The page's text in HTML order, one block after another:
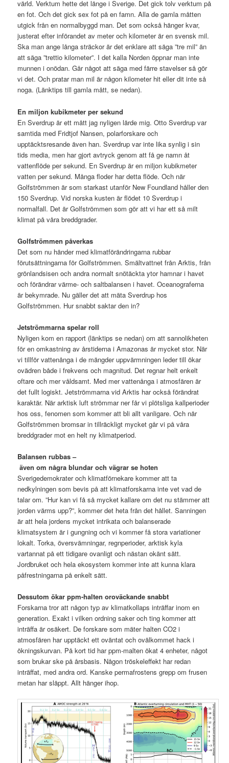
värld. Verktum hette det länge i Sverige. Det gick tolv verktum på
en fot. Och det gick sex fot på en famn. Alla de gamla måtten
utgick från en normalbyggd man. Det som också hänger kvar,
justerat efter införandet av meter och kilometer är en svensk mil.
Ska man ange långa sträckor är det enklare att säga ”tre mil” än
att säga ”trettio kilometer”. I det kalla Norden öppnar man inte
munnen i onödan. Går något att säga med färre stavelser så gör
vi det. Och pratar man mil är någon kilometer hit eller dit inte så
noga. (Länktips till gamla mått, se nedan).
En miljon kubikmeter per sekund
En Sverdrup är ett mått jag nyligen lärde mig. Otto Sverdrup var
samtida med Fridtjof Nansen, polarforskare och
upptäcktsresande även han. Sverdrup var inte lika synlig i sin
tids media, men har gjort avtryck genom att få ge namn åt
vattenflöde per sekund. En Sverdrup är en miljon kubikmeter
vatten per sekund. Många floder har detta flöde. Och när
Golfströmmen är som starkast utanför New Foundland håller den
150 Sverdrup. Vid norska kusten är flödet 10 Sverdrup i
normalfall. Det är Golfströmmen som gör att vi har ett så milt
klimat på våra breddgrader.
Golfströmmen påverkas
Det som nu händer med klimatförändringarna rubbar
förutsättningarna för Golfströmmen. Smältvattnet från Arktis, från
grönlandsisen och andra normalt snötäckta ytor hamnar i havet
och förändrar värme- och saltbalansen i havet. Oceanograferna
är bekymrade. Nu gäller det att mäta Sverdrup hos
Golfströmmen. Hur snabbt saktar den in?
Jetströmmarna spelar roll
Nyligen kom en rapport (länktips se nedan) om att sannolikheten
för en omkastning av årstiderna i Amazonas är mycket stor. När
vi tillför vattenånga i de mängder uppvärmningen leder till ökar
ovädren både i frekvens och magnitud. Det regnar helt enkelt
oftare och mer våldsamt. Med mer vattenånga i atmosfären är
det fullt logiskt. Jetströmmarna vid Arktis har också förändrat
karaktär. När arktisk luft strömmar ner får vi plötsliga kallperioder
hos oss, fenomen som kommer att bli allt vanligare. Och när
Golfströmmen bromsar in tillräckligt mycket går vi på våra
breddgrader mot en helt ny klimatperiod.
Balansen rubbas –
även om några blundar och vägrar se hoten
Sverigedemokrater och klimatförnekare kommer att ta
nedkylningen som bevis på att klimatforskarna inte vet vad de
talar om. ”Hur kan vi få så mycket kallare om det nu stämmer att
jorden värms upp?”, kommer det heta från det hållet. Sanningen
är att hela jordens mycket intrikata och balanserade
klimatsystem är i gungning och vi kommer få stora variationer
lokalt. Torka, översvämningar, regnperioder, arktisk kyla
vartannat på ett tidigare ovanligt och nästan okänt sätt.
Jordbruket och hela ekosystem kommer inte att kunna klara
påfrestningarna på enkelt sätt.
Dessutom ökar ppm-halten oroväckande snabbt
Forskarna tror att någon typ av klimatkollaps inträffar inom en
generation. Exakt i vilken ordning saker och ting kommer att
inträffa är osäkert. De forskare som mäter halten CO2 i
atmosfären har upptäckt ett oväntat och ovälkommet hack i
ökningskurvan. På kort tid har ppm-malten ökat 4 enheter, något
som brukar ske på årsbasis. Någon tröskeleffekt har redan
inträffat, med andra ord. Kanske permafrostens grepp om frusen
metan har släppt. Allt hänger ihop.